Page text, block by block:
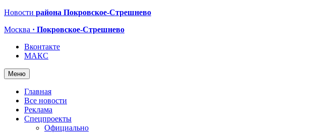
Новости района Покровское-Стрешнево
Москва · Покровское-Стрешнево
Вконтакте
МАКС
Меню
Главная
Все новости
Реклама
Спецпроекты
Официально